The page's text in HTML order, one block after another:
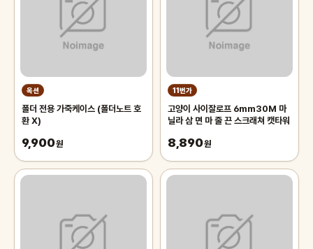
옥션
폴더 전용 가죽케이스 (폴더노트 호
환 X)
9,900원
11번가
고양이 사이잘로프 6mm30M 마
닐라 삼 면 마 줄 끈 스크래쳐 캣타워
8,890원